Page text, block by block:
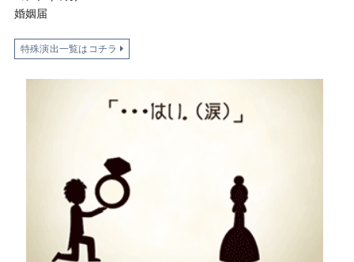
婚姻届
特殊演出一覧はコチラ